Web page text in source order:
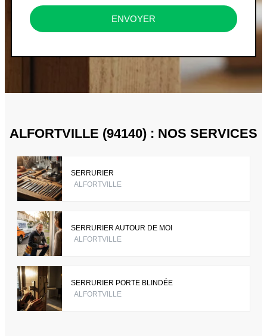
ENVOYER
ALFORTVILLE (94140) : NOS SERVICES
SERRURIER
ALFORTVILLE
SERRURIER AUTOUR DE MOI
ALFORTVILLE
SERRURIER PORTE BLINDÉE
ALFORTVILLE